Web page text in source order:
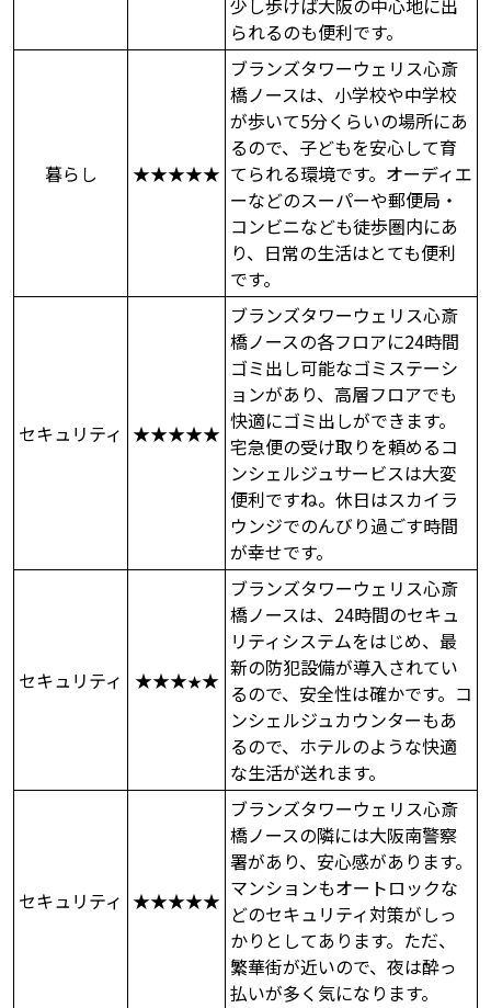
少し歩けば大阪の中心地に出
られるのも便利です。
暮らし ★★★★★
ブランズタワーウェリス心斎
橋ノースは、小学校や中学校
が歩いて5分くらいの場所にあ
るので、子どもを安心して育
てられる環境です。オーディエ
ーなどのスーパーや郵便局・
コンビニなども徒歩圏内にあ
り、日常の生活はとても便利
です。
セキュリティ ★★★★★
ブランズタワーウェリス心斎
橋ノースの各フロアに24時間
ゴミ出し可能なゴミステーシ
ョンがあり、高層フロアでも
快適にゴミ出しができます。
宅急便の受け取りを頼めるコ
ンシェルジュサービスは大変
便利ですね。休日はスカイラ
ウンジでのんびり過ごす時間
が幸せです。
セキュリティ ★★★★★
ブランズタワーウェリス心斎
橋ノースは、24時間のセキュ
リティシステムをはじめ、最
新の防犯設備が導入されてい
るので、安全性は確かです。コ
ンシェルジュカウンターもあ
るので、ホテルのような快適
な生活が送れます。
セキュリティ ★★★★★
ブランズタワーウェリス心斎
橋ノースの隣には大阪南警察
署があり、安心感があります。
マンションもオートロックな
どのセキュリティ対策がしっ
かりとしてあります。ただ、
繁華街が近いので、夜は酔っ
払いが多く気になります。